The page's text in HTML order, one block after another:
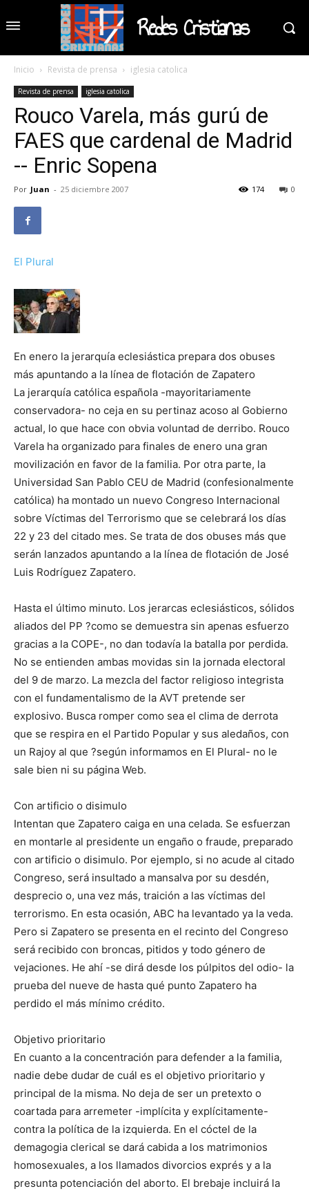
Redes Cristianas
Inicio Revista de prensa iglesia catolica
Revista de prensa iglesia catolica
Rouco Varela, más gurú de
FAES que cardenal de Madrid
-- Enric Sopena
Por Juan - 25 diciembre 2007 0
174
El Plural
En enero la jerarquía eclesiástica prepara dos obuses
más apuntando a la línea de flotación de Zapatero
La jerarquía católica española -mayoritariamente
conservadora- no ceja en su pertinaz acoso al Gobierno
actual, lo que hace con obvia voluntad de derribo. Rouco
Varela ha organizado para finales de enero una gran
movilización en favor de la familia. Por otra parte, la
Universidad San Pablo CEU de Madrid (confesionalmente
católica) ha montado un nuevo Congreso Internacional
sobre Víctimas del Terrorismo que se celebrará los días
22 y 23 del citado mes. Se trata de dos obuses más que
serán lanzados apuntando a la línea de flotación de José
Luis Rodríguez Zapatero.
Hasta el último minuto. Los jerarcas eclesiásticos, sólidos
aliados del PP ?como se demuestra sin apenas esfuerzo
gracias a la COPE-, no dan todavía la batalla por perdida.
No se entienden ambas movidas sin la jornada electoral
del 9 de marzo. La mezcla del factor religioso integrista
con el fundamentalismo de la AVT pretende ser
explosivo. Busca romper como sea el clima de derrota
que se respira en el Partido Popular y sus aledaños, con
un Rajoy al que ?según informamos en El Plural- no le
sale bien ni su página Web.
Con artificio o disimulo
Intentan que Zapatero caiga en una celada. Se esfuerzan
en montarle al presidente un engaño o fraude, preparado
con artificio o disimulo. Por ejemplo, si no acude al citado
Congreso, será insultado a mansalva por su desdén,
desprecio o, una vez más, traición a las víctimas del
terrorismo. En esta ocasión, ABC ha levantado ya la veda.
Pero si Zapatero se presenta en el recinto del Congreso
será recibido con broncas, pitidos y todo género de
vejaciones. He ahí -se dirá desde los púlpitos del odio- la
prueba del nueve de hasta qué punto Zapatero ha
perdido el más mínimo crédito.
Objetivo prioritario
En cuanto a la concentración para defender a la familia,
nadie debe dudar de cuál es el objetivo prioritario y
principal de la misma. No deja de ser un pretexto o
coartada para arremeter -implícita y explícitamente-
contra la política de la izquierda. En el cóctel de la
demagogia clerical se dará cabida a los matrimonios
homosexuales, a los llamados divorcios exprés y a la
presunta potenciación del aborto. El brebaje incluirá la